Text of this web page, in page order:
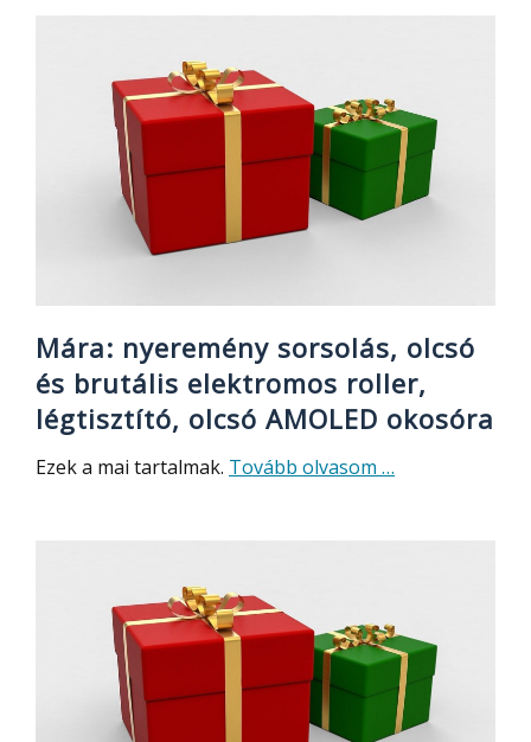
vízálló,
strapabíró
telefon
hardverrel,
kamerával:
Air1
Ultra+
Mára: nyeremény sorsolás, olcsó
és brutális elektromos roller,
légtisztító, olcsó AMOLED okosóra
Ezek a mai tartalmak. Tovább olvasom about
brutális
elektromos
roller,
légtisztító,
olcsó
…